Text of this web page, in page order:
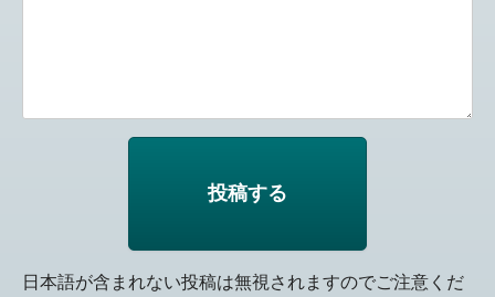
日本語が含まれない投稿は無視されますのでご注意くだ